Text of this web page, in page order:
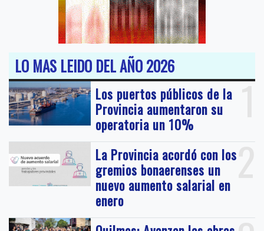
LO MAS LEIDO DEL AÑO 2026
1
Los puertos públicos de la
Provincia aumentaron su
operatoria un 10%
2
La Provincia acordó con los
gremios bonaerenses un
nuevo aumento salarial en
enero